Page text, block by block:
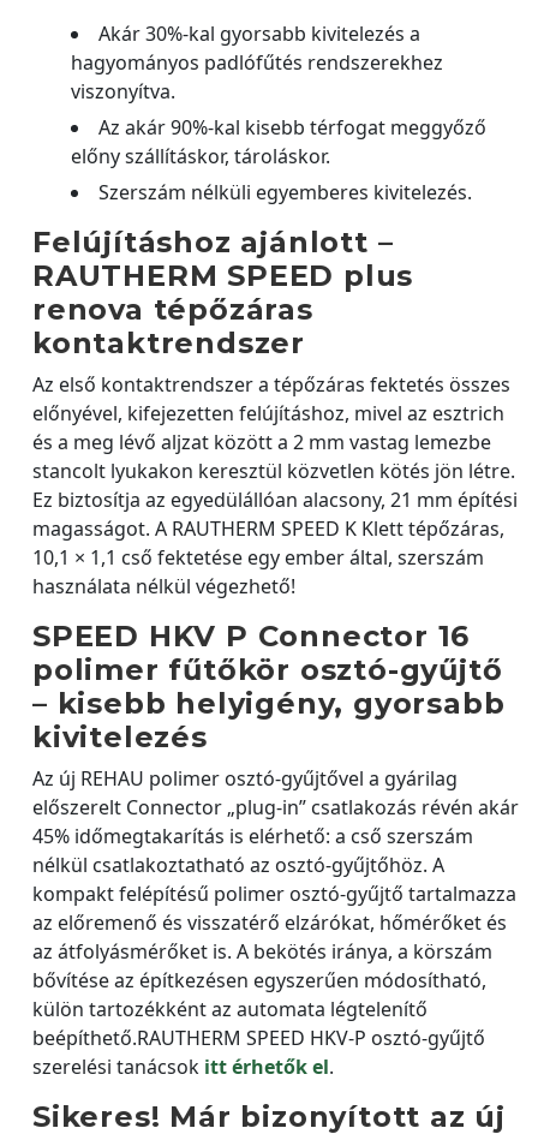
Akár 30%-kal gyorsabb kivitelezés a
hagyományos padlófűtés rendszerekhez
viszonyítva.
Az akár 90%-kal kisebb térfogat meggyőző
előny szállításkor, tároláskor.
Szerszám nélküli egyemberes kivitelezés.
Felújításhoz ajánlott –
RAUTHERM SPEED plus
renova tépőzáras
kontaktrendszer
Az első kontaktrendszer a tépőzáras fektetés összes
előnyével, kifejezetten felújításhoz, mivel az esztrich
és a meg lévő aljzat között a 2 mm vastag lemezbe
stancolt lyukakon keresztül közvetlen kötés jön létre.
Ez biztosítja az egyedülállóan alacsony, 21 mm építési
magasságot. A RAUTHERM SPEED K Klett tépőzáras,
10,1 × 1,1 cső fektetése egy ember által, szerszám
használata nélkül végezhető!
SPEED HKV P Connector 16
polimer fűtőkör osztó-gyűjtő
– kisebb helyigény, gyorsabb
kivitelezés
Az új REHAU polimer osztó-gyűjtővel a gyárilag
előszerelt Connector „plug-in” csatlakozás révén akár
45% időmegtakarítás is elérhető: a cső szerszám
nélkül csatlakoztatható az osztó-gyűjtőhöz. A
kompakt felépítésű polimer osztó-gyűjtő tartalmazza
az előremenő és visszatérő elzárókat, hőmérőket és
az átfolyásmérőket is. A bekötés iránya, a körszám
bővítése az építkezésen egyszerűen módosítható,
külön tartozékként az automata légtelenítő
beépíthető.RAUTHERM SPEED HKV-P osztó-gyűjtő
szerelési tanácsok itt érhetők el.
Sikeres! Már bizonyított az új